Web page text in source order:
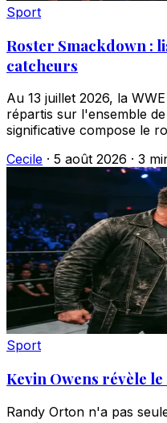
Sport
Roster Smackdown :
catcheurs
Au 13 juillet 2026, la
répartis sur l'ensemble
significative compose le
Cecile · 5 août 2026 · 3
Sport
Kevin Owens révèle
Randy Orton n'a pas